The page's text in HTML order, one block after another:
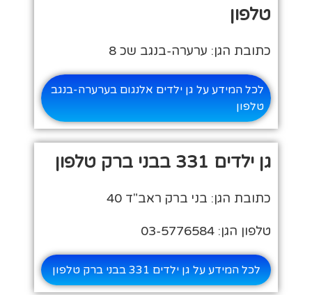
טלפון
כתובת הגן: ערערה-בנגב שכ 8
לכל המידע על גן ילדים אלנגום בערערה-בנגב
טלפון
גן ילדים 331 בבני ברק טלפון
כתובת הגן: בני ברק ראב"ד 40
טלפון הגן: 03-5776584
לכל המידע על גן ילדים 331 בבני ברק טלפון